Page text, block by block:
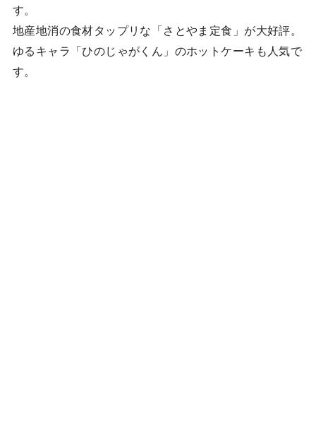
す。
地産地消の食材タップリな「さとやま定食」が大好評。
ゆるキャラ「ひのじゃがくん」のホットケーキも人気で
す。